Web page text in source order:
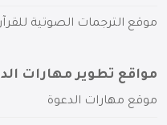
موقع الترجمات الصوتية
مواقع تطوير مهارات
موقع مهارات الدعوة